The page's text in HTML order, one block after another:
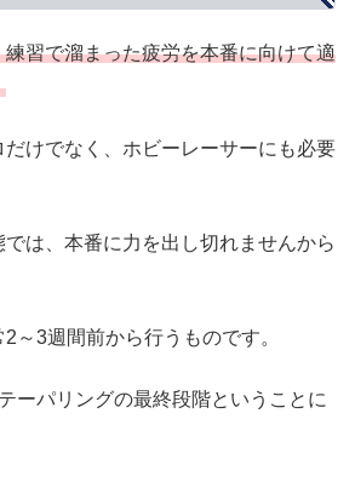
習で溜まった疲労を本番に向けて適
けでなく、ホビーレーサーにも必要
は、本番に力を出し切れませんから
～3週間前から行うものです。
ーパリングの最終段階ということに